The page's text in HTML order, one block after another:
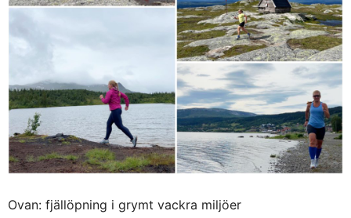
Ovan: fjällöpning i grymt vackra miljöer